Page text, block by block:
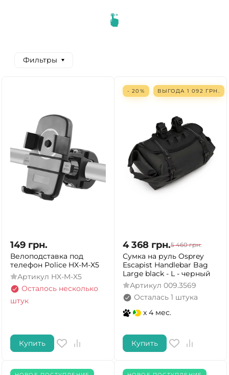
Фильтры
149 грн.
Велоподставка под
телефон Police HX-M-X5
Артикул HX-M-X5
Осталось несколько
штук
Купить
- 20% ВЫГОДА 1 092 ГРН.
4 368 грн.5 460 грн.
Сумка на руль Osprey
Escapist Handlebar Bag
Large black - L - черный
Артикул 009.3569
Осталась 1 штука
x 4 мес.
Купить